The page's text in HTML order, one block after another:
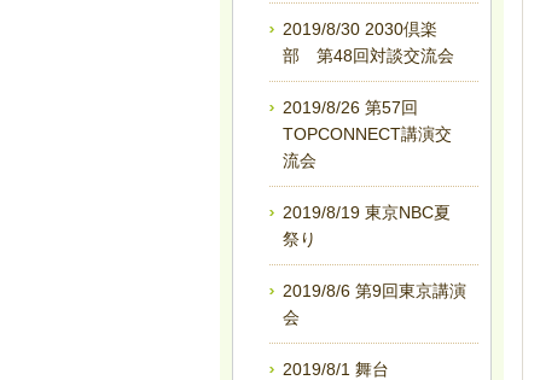
2019/8/30 2030倶楽
部 第48回対談交流会
2019/8/26 第57回
TOPCONNECT講演交
流会
2019/8/19 東京NBC夏
祭り
2019/8/6 第9回東京講演
会
2019/8/1 舞台